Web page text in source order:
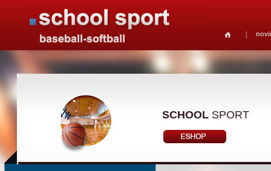
SCHOOL SPORT